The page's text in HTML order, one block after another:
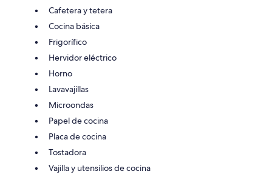
Cafetera y tetera
Cocina básica
Frigorífico
Hervidor eléctrico
Horno
Lavavajillas
Microondas
Papel de cocina
Placa de cocina
Tostadora
Vajilla y utensilios de cocina